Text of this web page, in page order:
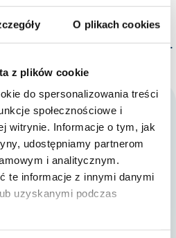
O plikach cookies
z plików cookie
do spersonalizowania treści
społecznościowe i
witrynie. Informacje o tym, jak
udostępniamy partnerom
i analitycznym.
te informacje z innymi danymi
uzyskanymi podczas
swoich potrzeb. Porusza
i wymaga całodobowej
codziennych czynnościach.
ZA 14 EDYCJĘ!
WYNIKI